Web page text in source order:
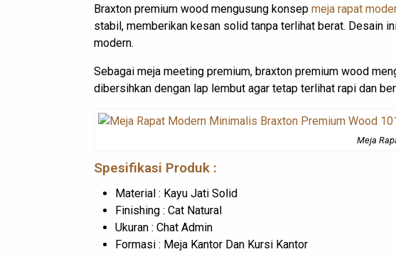
Braxton premium wood mengusung konsep meja rapat
stabil, memberikan kesan solid tanpa terlihat berat. Desain
modern.
Sebagai meja meeting premium, braxton premium wood
dibersihkan dengan lap lembut agar tetap terlihat rapi dan
Meja
Spesifikasi Produk :
Material : Kayu Jati Solid
Finishing : Cat Natural
Ukuran : Chat Admin
Formasi : Meja Kantor Dan Kursi Kantor